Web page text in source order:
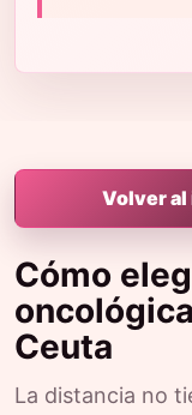
Volver al
Cómo
Ceuta
La distancia no